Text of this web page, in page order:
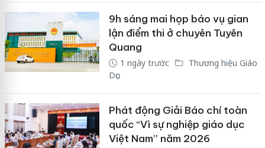
9h sáng mai họp báo vụ gian
lận điểm thi ở chuyên Tuyên
Quang
1 ngày trước
Thương hiệu Giáo
Dục
Phát động Giải Báo chí toàn
quốc “Vì sự nghiệp giáo dục
Việt Nam” năm 2026